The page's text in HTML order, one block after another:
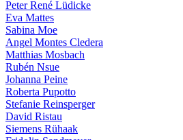
Peter René Lüdicke
Eva Mattes
Sabina Moe
Angel Montes Cledera
Matthias Mosbach
Rubén Nsue
Johanna Peine
Roberta Pupotto
Stefanie Reinsperger
David Ristau
Siemens Rühaak